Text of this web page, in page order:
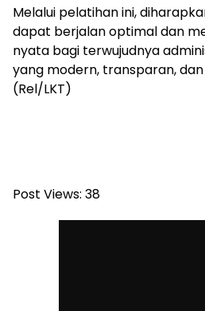
Melalui pelatihan ini,
dapat berjalan optimal dan
nyata bagi terwujudnya
yang modern, transparan,
(Rel/LKT)
Post Views: 38